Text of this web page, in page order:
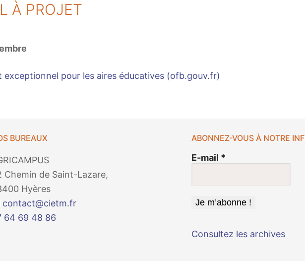
À PROJET
exceptionnel pour les aires éducatives (ofb.gouv.fr)
BUREAUX
Chemin de Saint-Lazare,
Hyères
contact@cietm.fr
64 69 48 86
ABONNEZ-VOUS À NOTRE
E-mail *
Consultez les archives